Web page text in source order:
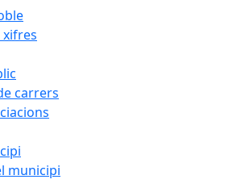
xifres
carrers
municipi